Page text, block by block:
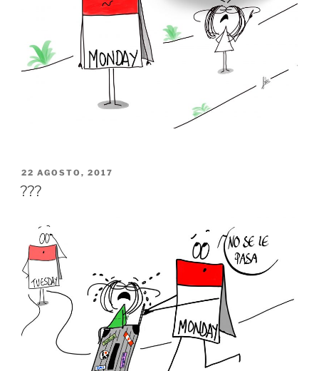
PUBLICADO
EL
22 AGOSTO, 2017
???